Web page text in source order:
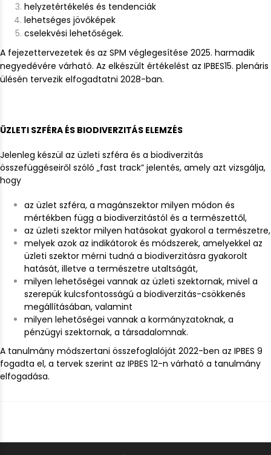
helyzetértékelés és tendenciák
lehetséges jövőképek
cselekvési lehetőségek.
A fejezettervezetek és az SPM véglegesítése 2025. harmadik
negyedévére várható. Az elkészült értékelést az IPBES15. plenáris
ülésén tervezik elfogadtatni 2028-ban.
ÜZLETI SZFÉRA ÉS BIODIVERZITÁS ELEMZÉS
Jelenleg készül az üzleti szféra és a biodiverzitás
összefüggéseiről szóló „fast track” jelentés, amely azt vizsgálja,
hogy
az üzlet szféra, a magánszektor milyen módon és
mértékben függ a biodiverzitástól és a természettől,
az üzleti szektor milyen hatásokat gyakorol a természetre,
melyek azok az indikátorok és módszerek, amelyekkel az
üzleti szektor mérni tudná a biodiverzitásra gyakorolt
hatását, illetve a természetre utaltságát,
milyen lehetőségei vannak az üzleti szektornak, mivel a
szerepük kulcsfontosságú a biodiverzitás-csökkenés
megállításában, valamint
milyen lehetőségei vannak a kormányzatoknak, a
pénzügyi szektornak, a társadalomnak.
A tanulmány módszertani összefoglalóját 2022-ben az IPBES 9
fogadta el, a tervek szerint az IPBES 12-n várható a tanulmány
elfogadása.